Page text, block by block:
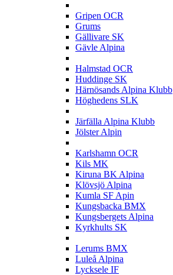
Gripen OCR
Grums
Gällivare SK
Gävle Alpina
Halmstad OCR
Huddinge SK
Härnösands Alpina Klubb
Höghedens SLK
Järfälla Alpina Klubb
Jölster Alpin
Karlshamn OCR
Kils MK
Kiruna BK Alpina
Klövsjö Alpina
Kumla SF Apin
Kungsbacka BMX
Kungsbergets Alpina
Kyrkhults SK
Lerums BMX
Luleå Alpina
Lycksele IF